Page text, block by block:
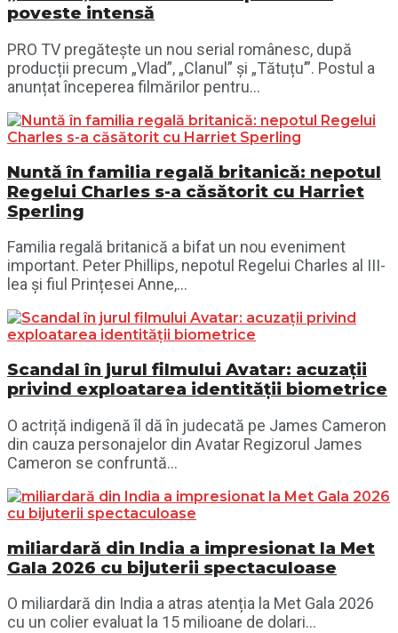
poveste intensă
PRO TV pregătește un nou serial românesc, după
producții precum „Vlad”, „Clanul” și „Tătuțu’”. Postul a
anunțat începerea filmărilor pentru...
Nuntă în familia regală britanică: nepotul
Regelui Charles s-a căsătorit cu Harriet
Sperling
Familia regală britanică a bifat un nou eveniment
important. Peter Phillips, nepotul Regelui Charles al III-
lea și fiul Prințesei Anne,...
Scandal în jurul filmului Avatar: acuzații
privind exploatarea identității biometrice
O actriță indigenă îl dă în judecată pe James Cameron
din cauza personajelor din Avatar Regizorul James
Cameron se confruntă...
miliardară din India a impresionat la Met
Gala 2026 cu bijuterii spectaculoase
O miliardară din India a atras atenția la Met Gala 2026
cu un colier evaluat la 15 milioane de dolari...